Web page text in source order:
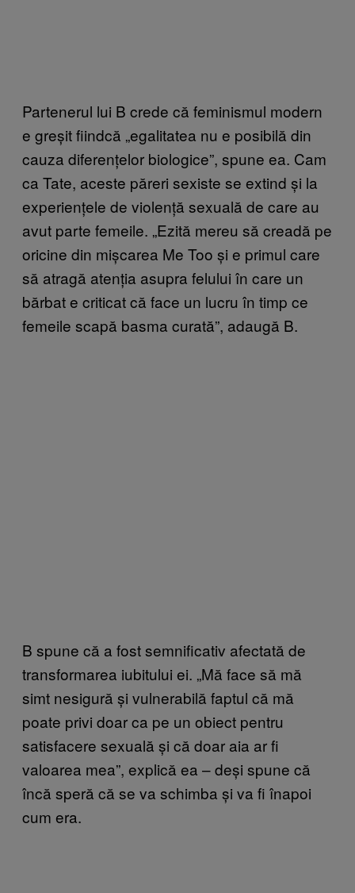
Partenerul lui B crede că feminismul modern
e greșit fiindcă „egalitatea nu e posibilă din
cauza diferențelor biologice”, spune ea. Cam
ca Tate, aceste păreri sexiste se extind și la
experiențele de violență sexuală de care au
avut parte femeile. „Ezită mereu să creadă pe
oricine din mișcarea Me Too și e primul care
să atragă atenția asupra felului în care un
bărbat e criticat că face un lucru în timp ce
femeile scapă basma curată”, adaugă B.
B spune că a fost semnificativ afectată de
transformarea iubitului ei. „Mă face să mă
simt nesigură și vulnerabilă faptul că mă
poate privi doar ca pe un obiect pentru
satisfacere sexuală și că doar aia ar fi
valoarea mea”, explică ea – deși spune că
încă speră că se va schimba și va fi înapoi
cum era.